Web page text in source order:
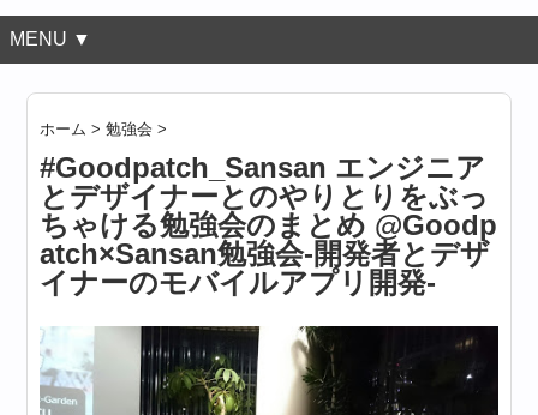
MENU ▼
ホーム >勉強会 >
#Goodpatch_Sansan エンジニア
とデザイナーとのやりとりをぶっ
ちゃける勉強会のまとめ @Goodp
atch×Sansan勉強会-開発者とデザ
イナーのモバイルアプリ開発-